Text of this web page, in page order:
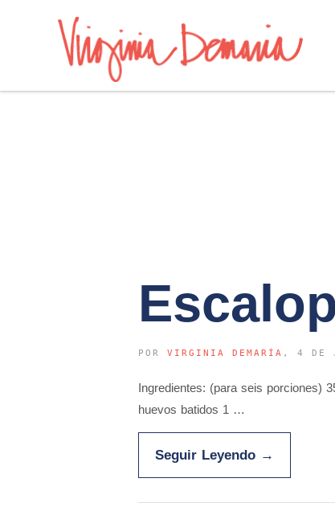
POR VIRGINIA DEMARÍA , 4 DE
Ingredientes: (para seis porciones)
huevos batidos 1 …
Seguir Leyendo →